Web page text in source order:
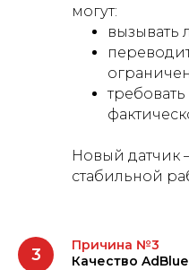
могут:
вызывать
Новый датчик
стабильной
Причина №3
Качество